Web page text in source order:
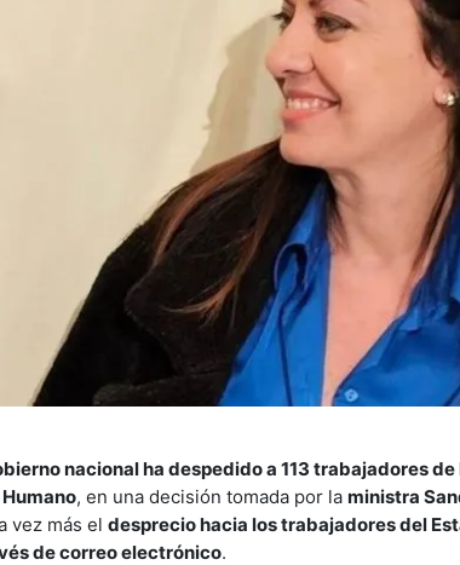
nacional ha despedido a 113 trabajadores
, en una decisión tomada por la ministra
vez más el desprecio hacia los trabajadores del
de correo electrónico.